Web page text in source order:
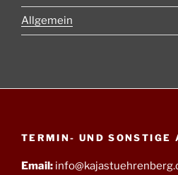
Allgemein
TERMIN- UND SONSTIGE
Email: